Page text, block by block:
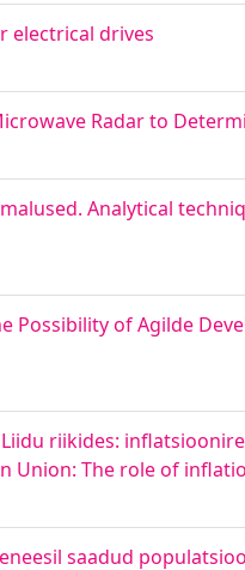
electrical drives
Radar to
Analytical
Possibility of Agilde
riikides:
Union: The role of
saadud